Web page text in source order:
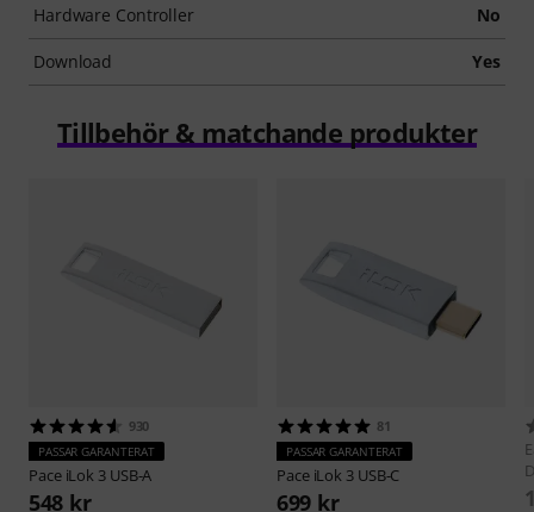
Hardware Controller No
Download Yes
Tillbehör & matchande produkter
930
PASSAR GARANTERAT
Pace iLok 3 USB-A
548 kr
81
PASSAR GARANTERAT
Pace iLok 3 USB-C
699 kr